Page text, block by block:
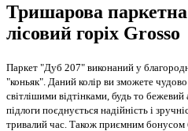
Тришарова
лісовий горіх Grosso
Паркет "Дуб 207" виконаний у
"коньяк". Даний колір ви зможете
світлішими відтінками, будь то бежевий
підлоги поєднується надійність і
тривалий час. Також приємним бонусом